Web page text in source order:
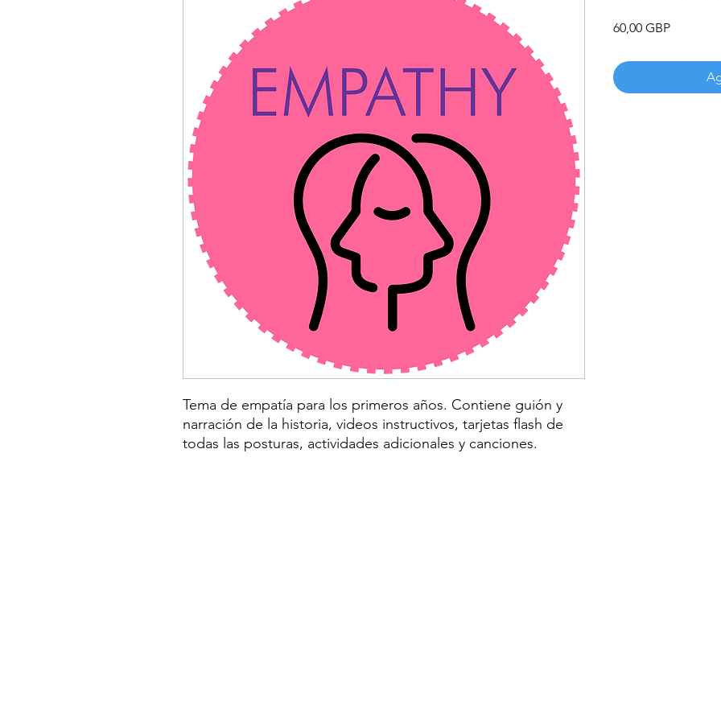
Tema de empatía para los primeros años. Contiene guión y
narración de la historia, videos instructivos, tarjetas flash de
todas las posturas, actividades adicionales y canciones.
60,00 GBPPrecio